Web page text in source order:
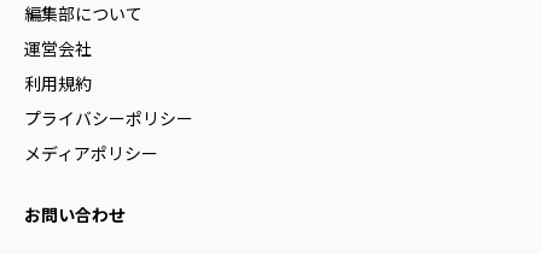
編集部について
運営会社
利用規約
プライバシーポリシー
メディアポリシー
お問い合わせ